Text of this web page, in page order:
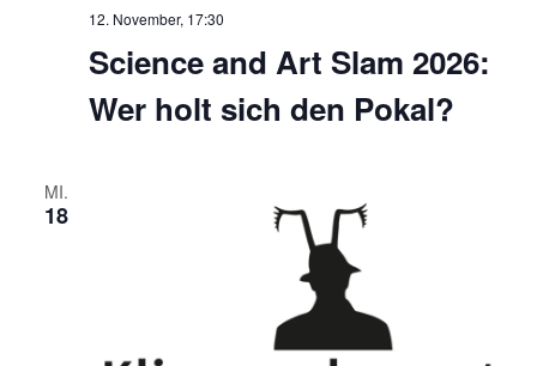
Science and Art Slam 2026:
Wer holt sich den Pokal?
12. November, 17:30
MI.
18